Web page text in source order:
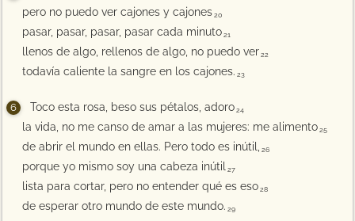
pero no puedo ver cajones y cajones 20
pasar, pasar, pasar, pasar cada minuto 21
llenos de algo, rellenos de algo, no puedo ver 22
todavía caliente la sangre en los cajones. 23
Toco esta rosa, beso sus pétalos, adoro 24
la vida, no me canso de amar a las mujeres: me alimento 25
de abrir el mundo en ellas. Pero todo es inútil, 26
porque yo mismo soy una cabeza inútil 27
lista para cortar, pero no entender qué es eso 28
de esperar otro mundo de este mundo. 29